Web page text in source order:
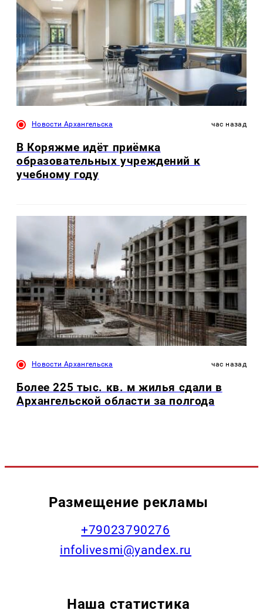
Новости Архангельска час назад
В Коряжме идёт приёмка
образовательных учреждений к
учебному году
Новости Архангельска час назад
Более 225 тыс. кв. м жилья сдали в
Архангельской области за полгода
Размещение рекламы
+79023790276
infolivesmi@yandex.ru
Наша статистика